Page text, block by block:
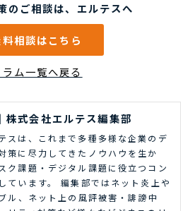
のご相談は、エルテスへ
相談はこちら
ラム一覧へ戻る
株式会社エルテス編集部
スは、これまで多種多様な企業のデ
策に尽力してきたノウハウを生か
ク課題・デジタル課題に役立つコン
ています。 編集部ではネット炎上や
ル、ネット上の風評被害・誹謗中